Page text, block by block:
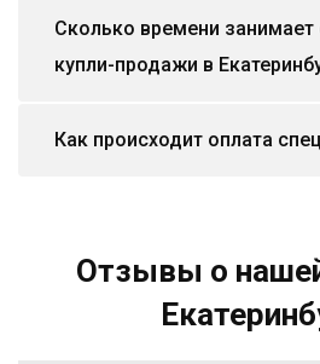
Сколько времени
купли-продажи в
Как происходит оплата
Отзывы о